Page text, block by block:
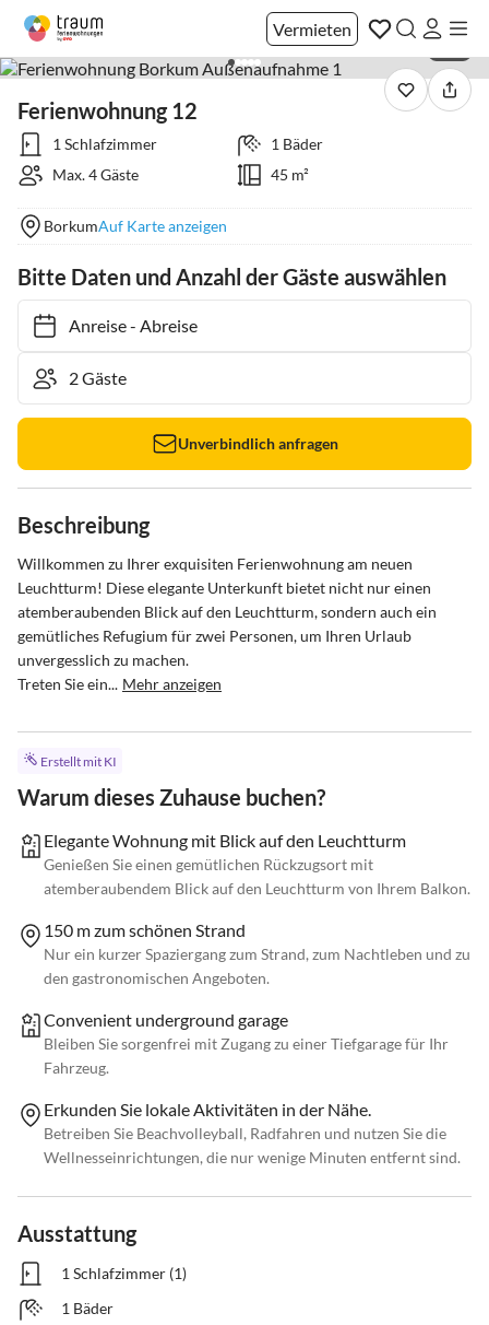
Vermieten
Ferienwohnung 12
1 Schlafzimmer
1 Bäder
Max. 4 Gäste
45 m²
BorkumAuf Karte anzeigen
Bitte Daten und Anzahl der Gäste auswählen
Anreise- Abreise
Unverbindlich anfragen
Beschreibung
Willkommen zu Ihrer exquisiten Ferienwohnung am neuen
Leuchtturm! Diese elegante Unterkunft bietet nicht nur einen
atemberaubenden Blick auf den Leuchtturm, sondern auch ein
gemütliches Refugium für zwei Personen, um Ihren Urlaub
unvergesslich zu machen.
Treten Sie ein... Mehr anzeigen
Erstellt mit KI
Warum dieses Zuhause buchen?
Elegante Wohnung mit Blick auf den Leuchtturm
Genießen Sie einen gemütlichen Rückzugsort mit
atemberaubendem Blick auf den Leuchtturm von Ihrem Balkon.
150 m zum schönen Strand
Nur ein kurzer Spaziergang zum Strand, zum Nachtleben und zu
den gastronomischen Angeboten.
Convenient underground garage
Bleiben Sie sorgenfrei mit Zugang zu einer Tiefgarage für Ihr
Fahrzeug.
Erkunden Sie lokale Aktivitäten in der Nähe.
Betreiben Sie Beachvolleyball, Radfahren und nutzen Sie die
Wellnesseinrichtungen, die nur wenige Minuten entfernt sind.
Ausstattung
1 Schlafzimmer (1)
1 Bäder